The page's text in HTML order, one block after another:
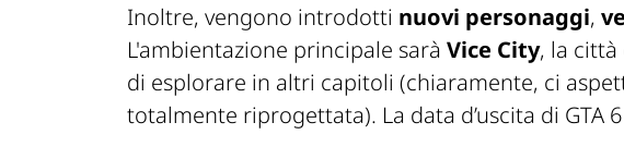
Inoltre, vengono introdotti nuovi personaggi,
L'ambientazione principale sarà Vice City, la
di esplorare in altri capitoli (chiaramente, ci
totalmente riprogettata). La data d’uscita di GTA